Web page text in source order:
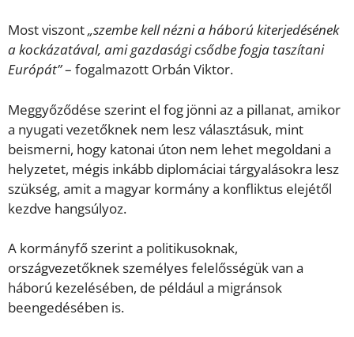
Most viszont„szembe kell nézni a háború kiterjedésének
a kockázatával, ami gazdasági csődbe fogja taszítani
Európát”– fogalmazott Orbán Viktor.
Meggyőződése szerint el fog jönni az a pillanat, amikor
a nyugati vezetőknek nem lesz választásuk, mint
beismerni, hogy katonai úton nem lehet megoldani a
helyzetet, mégis inkább diplomáciai tárgyalásokra lesz
szükség, amit a magyar kormány a konfliktus elejétől
kezdve hangsúlyoz.
A kormányfő szerint a politikusoknak,
országvezetőknek személyes felelősségük van a
háború kezelésében, de például a migránsok
beengedésében is.